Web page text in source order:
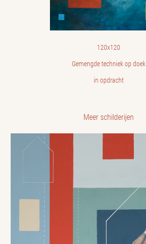
120x120
Gemengde techniek op doek
in opdracht
Meer schilderijen